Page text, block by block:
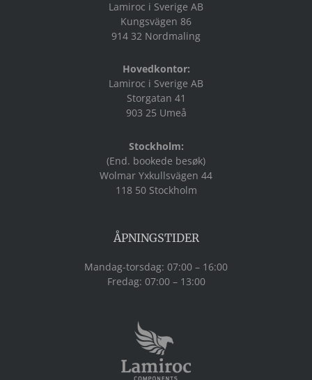
Lamiroc i Sverige AB
Kungsvägen 86
914 32 Nordmaling
Hovedkontor:
Lamiroc i Sverige AB
Storgatan 41
903 25 Umeå
Stockholm:
(End. bookede besøk)
Wolmar Yxkullsvägen 44
118 50 Stockholm
ÅPNINGSTIDER
Mandag-torsdag: 07:00 – 16:00
Fredag: 07:00 – 13:00